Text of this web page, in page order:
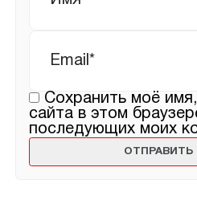
Сохранить моё
сайта в этом
последующих моих